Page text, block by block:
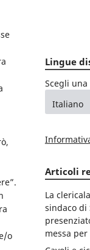
o
Lingue
Scegli
Articoli
La
sindaco di
messa